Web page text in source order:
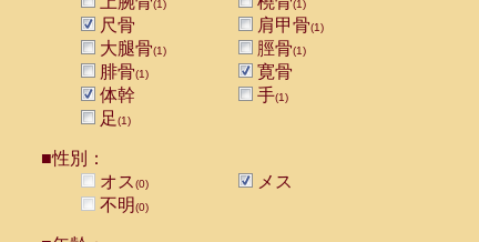
(1) (1)
尺骨 肩甲骨(1)
大腿骨(1) 脛骨(1)
腓骨(1)
寛骨
体幹
手(1)
足(1)
■性別：
オス(0)
メス
不明(0)